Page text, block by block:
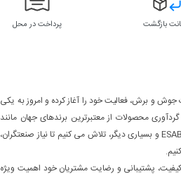
بازگشت پرداخت در محل
و برش، فعالیت خود را آغاز کرده و امروز به یکی
محصولات از معتبرترین برندهای جهان مانند
ESAB، Lincoln Electric، Victor، Thermal Dynamics و بسیاری دیگر، تلاش می کنیم تا نیاز صنعتگران،
پشتیبانی و رضایت مشتریان خود اهمیت ویژه